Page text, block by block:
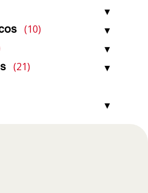
1010
2121